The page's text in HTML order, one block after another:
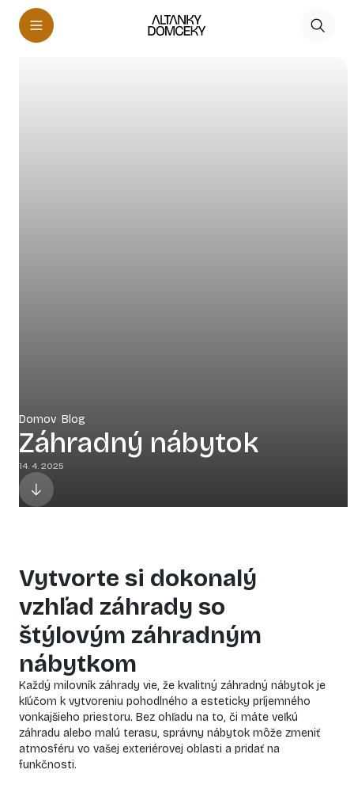
Domov Blog
Záhradný nábytok
14. 4. 2025
Vytvorte si dokonalý
vzhľad záhrady so
štýlovým záhradným
nábytkom
Každý milovník záhrady vie, že kvalitný záhradný nábytok je
kľúčom k vytvoreniu pohodlného a esteticky príjemného
vonkajšieho priestoru. Bez ohľadu na to, či máte veľkú
záhradu alebo malú terasu, správny nábytok môže zmeniť
atmosféru vo vašej exteriérovej oblasti a pridať na
funkčnosti.